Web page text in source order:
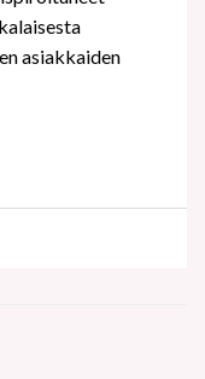
asiakkaiden